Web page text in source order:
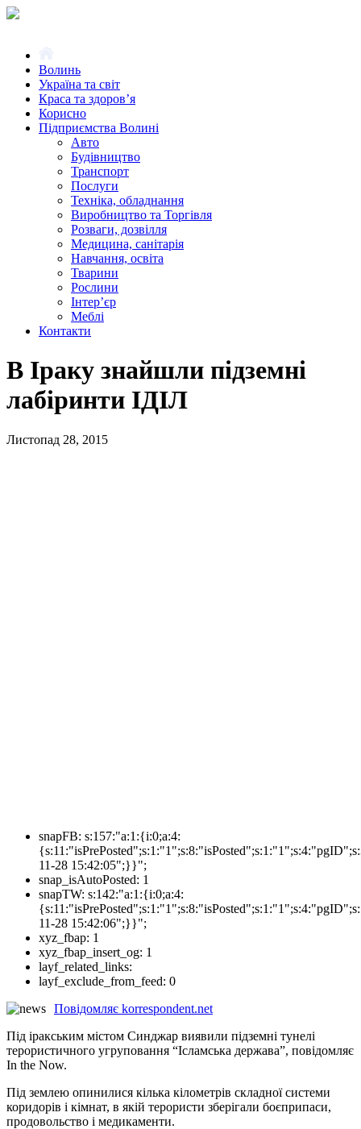
Волинь
Україна та світ
Краса та здоров’я
Корисно
Підприємства Волині
Авто
Будівництво
Транспорт
Послуги
Техніка, обладнання
Виробництво та Торгівля
Розваги, дозвілля
Медицина, санітарія
Навчання, освіта
Тварини
Рослини
Інтер’єр
Меблі
Контакти
В Іраку знайшли підземні
лабіринти ІДІЛ
Листопад 28, 2015
snapFB: s:157:"a:1:{i:0;a:4:
11-28 15:42:05";}}";
snap_isAutoPosted: 1
snapTW: s:142:"a:1:{i:0;a:4:
11-28 15:42:06";}}";
xyz_fbap: 1
xyz_fbap_insert_og: 1
layf_related_links:
layf_exclude_from_feed: 0
Повідомляє korrespondent.net
Під іракським містом Синджар виявили підземні тунелі
терористичного угруповання “Ісламська держава”, повідомляє
In the Now.
Під землею опинилися кілька кілометрів складної системи
коридорів і кімнат, в якій терористи зберігали боєприпаси,
продовольство і медикаменти.